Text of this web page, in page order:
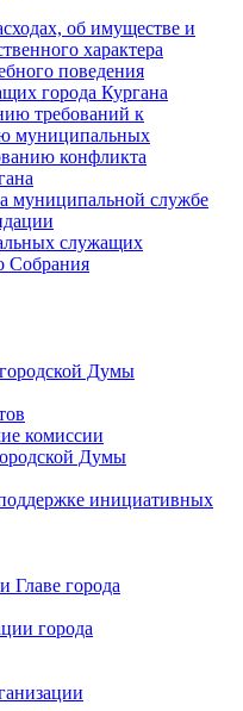
об имуществе и
характера
поведения
города Кургана
требований к
муниципальных
конфликта
муниципальной службе
служащих
Cобрания
Думы
комиссии
Думы
инициативных
Главе города
города